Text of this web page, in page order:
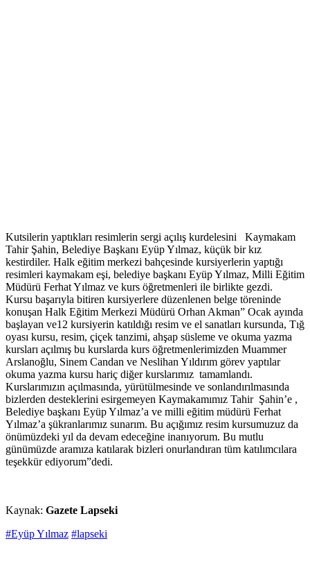
Kutsilerin yaptıkları resimlerin sergi açılış kurdelesini Kaymakam
Tahir Şahin, Belediye Başkanı Eyüp Yılmaz, küçük bir kız
kestirdiler. Halk eğitim merkezi bahçesinde kursiyerlerin yaptığı
resimleri kaymakam eşi, belediye başkanı Eyüp Yılmaz, Milli Eğitim
Müdürü Ferhat Yılmaz ve kurs öğretmenleri ile birlikte gezdi.
Kursu başarıyla bitiren kursiyerlere düzenlenen belge töreninde
konuşan Halk Eğitim Merkezi Müdürü Orhan Akman” Ocak ayında
başlayan ve12 kursiyerin katıldığı resim ve el sanatları kursunda, Tığ
oyası kursu, resim, çiçek tanzimi, ahşap süsleme ve okuma yazma
kursları açılmış bu kurslarda kurs öğretmenlerimizden Muammer
Arslanoğlu, Sinem Candan ve Neslihan Yıldırım görev yaptılar
okuma yazma kursu hariç diğer kurslarımız tamamlandı.
Kurslarımızın açılmasında, yürütülmesinde ve sonlandırılmasında
bizlerden desteklerini esirgemeyen Kaymakamımız Tahir Şahin’e ,
Belediye başkanı Eyüp Yılmaz’a ve milli eğitim müdürü Ferhat
Yılmaz’a şükranlarımız sunarım. Bu açığımız resim kursumuzuz da
önümüzdeki yıl da devam edeceğine inanıyorum. Bu mutlu
günümüzde aramıza katılarak bizleri onurlandıran tüm katılımcılara
teşekkür ediyorum”dedi.
Kaynak: Gazete Lapseki
#Eyüp Yılmaz #lapseki